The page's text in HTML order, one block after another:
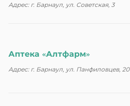
Адрес: г. Барнаул, ул. Советская, 3
Аптека «Алтфарм»
Адрес: г. Барнаул, ул. Панфиловцев, 20